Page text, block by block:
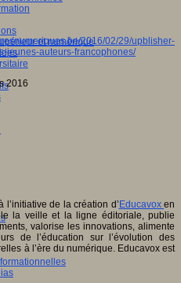
et numérique2016/02/29/upblisher-
jeunes-auteurs-francophones/
2016
l’initiative de la création d’ Educavoxen
la veille et la ligne éditoriale, publie
valorise les innovations, alimente
de l’éducation sur l’évolution des
à l’ère du numérique. Educavox est